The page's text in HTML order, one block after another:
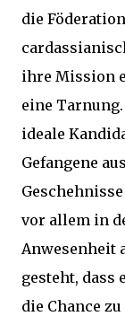
die
ihre Mission
eine
ideale
Gefangene
vor allem in
Anwesenheit
gesteht, dass
die Chance